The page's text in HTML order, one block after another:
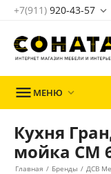
+7(911) 920-43-57 
 МЕНЮ 
Кухня
мойка СМ
Главная / Бренды / ДСВ